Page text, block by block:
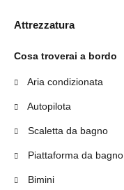
Attrezzatura
Cosa troverai a bordo
Aria condizionata
Autopilota
Scaletta da bagno
Piattaforma da bagno
Bimini